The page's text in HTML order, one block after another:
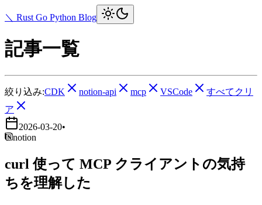
＼ Rust Go Python Blog
記事一覧
絞り込み:CDK notion-api mcp VSCode
すべてクリ
ア
2026-03-20•
notion
curl 使って MCP クライアントの気持
ちを理解した